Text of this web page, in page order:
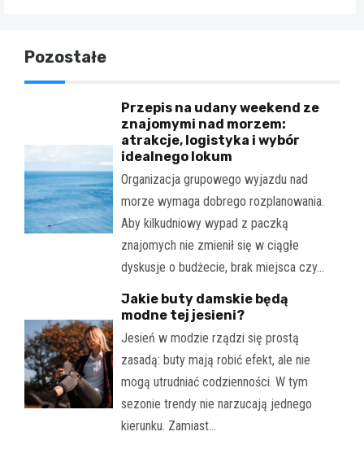
Pozostałe
Przepis na udany weekend ze
znajomymi nad morzem:
atrakcje, logistyka i wybór
idealnego lokum
Organizacja grupowego wyjazdu nad
morze wymaga dobrego rozplanowania.
Aby kilkudniowy wypad z paczką
znajomych nie zmienił się w ciągłe
dyskusje o budżecie, brak miejsca czy…
Jakie buty damskie będą
modne tej jesieni?
Jesień w modzie rządzi się prostą
zasadą: buty mają robić efekt, ale nie
mogą utrudniać codzienności. W tym
sezonie trendy nie narzucają jednego
kierunku. Zamiast…